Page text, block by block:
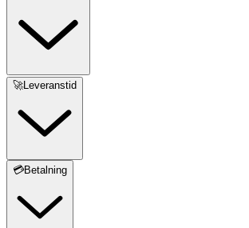
🚀Leveranstid
💳Betalning